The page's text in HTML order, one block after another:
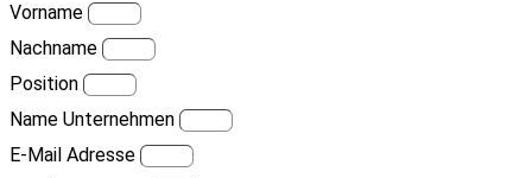
Vorname
Nachname
Position
Name Unternehmen
E-Mail Adresse